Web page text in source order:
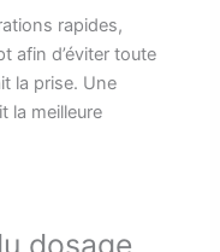
rapides,
afin d’éviter toute
la prise. Une
la meilleure
dosage